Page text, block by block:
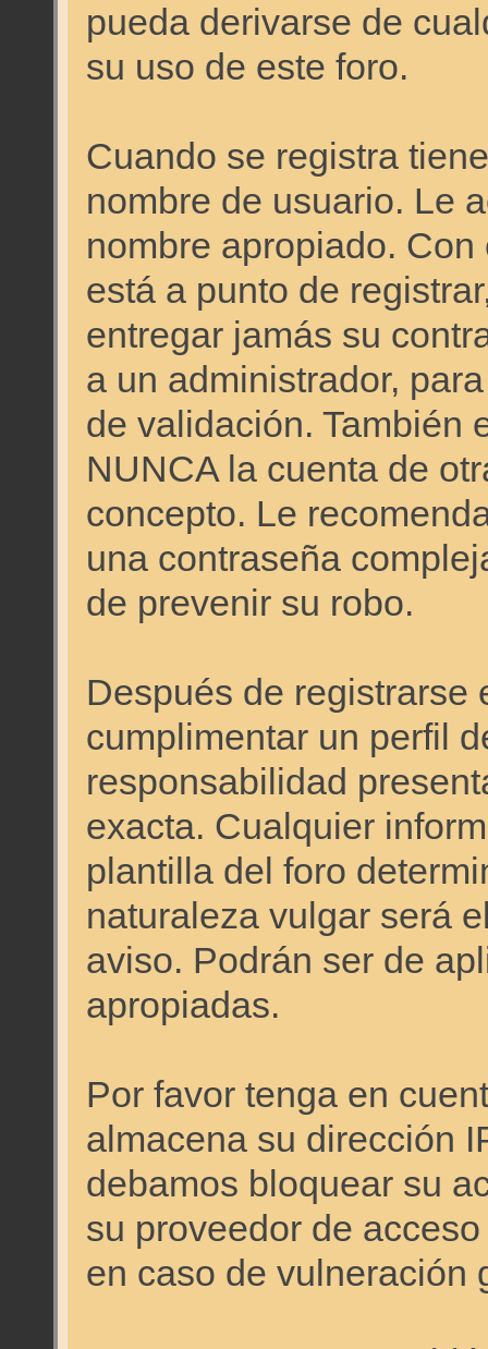
pueda derivarse de
su uso de este foro.
Cuando se registra
nombre de usuario. Le
nombre apropiado.
está a punto de
entregar jamás su
a un administrador,
de validación. También
NUNCA la cuenta de
concepto. Le
una contraseña
de prevenir su robo.
Después de registrarse
cumplimentar un perfil
responsabilidad
exacta. Cualquier
plantilla del foro
naturaleza vulgar será
aviso. Podrán ser de
apropiadas.
Por favor tenga en
almacena su dirección
debamos bloquear su
su proveedor de
en caso de vulneración